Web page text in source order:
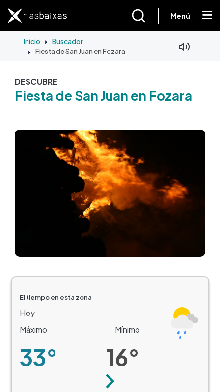
Menú
Inicio Buscador
Fiesta de San Juan en Fozara
DESCUBRE
Fiesta de San Juan en Fozara
Imagen
El tiempo en esta zona
Hoy
Máximo
33°
Mínimo
16°
Siguiente